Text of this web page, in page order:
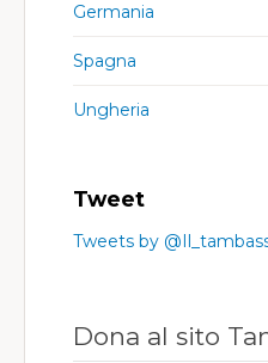
Germania
Spagna
Ungheria
Tweet
Tweets by
Dona al sito